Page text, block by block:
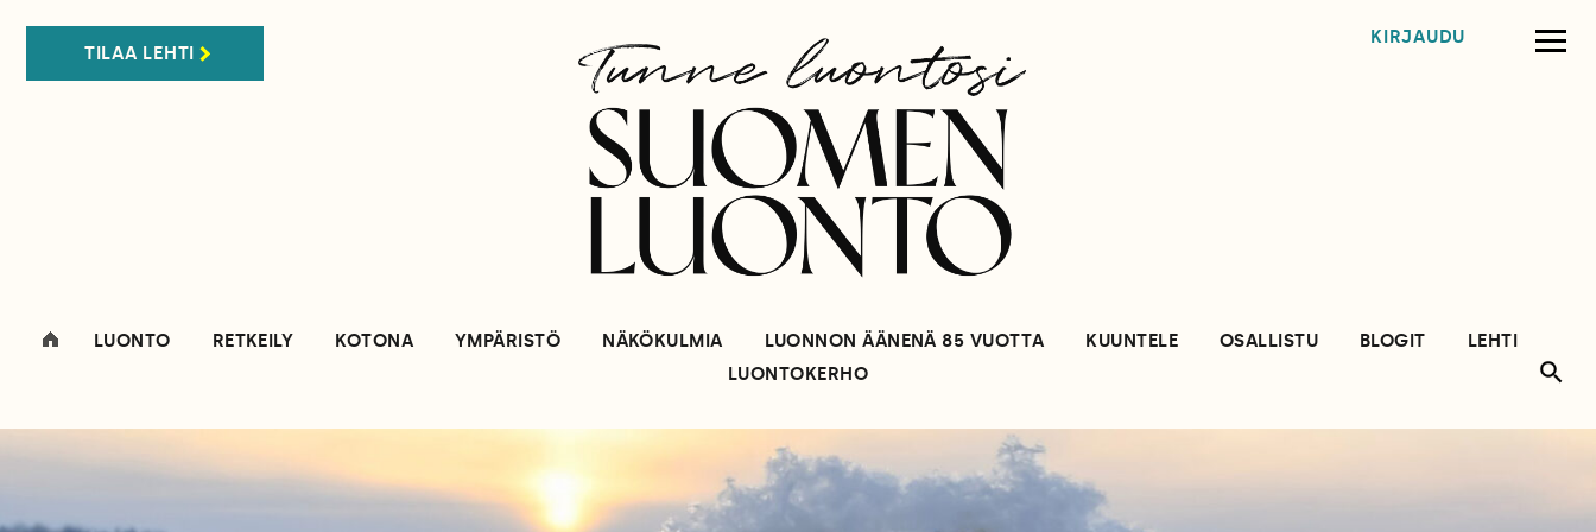
TILAA LEHTI
KIRJAUDU
LUONTO RETKEILY KOTONA YMPÄRISTÖ NÄKÖKULMIA LUONNON ÄÄNENÄ 85 VUOTTA KUUNTELE OSALLISTU BLOGIT
LEHTI
LUONTOKERHO